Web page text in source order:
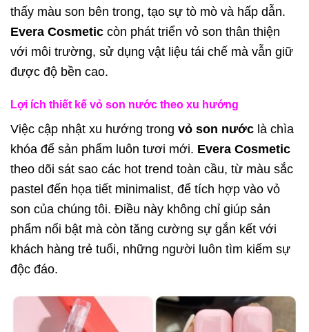
thấy màu son bên trong, tạo sự tò mò và hấp dẫn.
Evera Cosmetic còn phát triển vỏ son thân thiện
với môi trường, sử dụng vật liệu tái chế mà vẫn giữ
được độ bền cao.
Lợi ích thiết kế vỏ son nước theo xu hướng
Việc cập nhật xu hướng trong vỏ son nước là chìa
khóa để sản phẩm luôn tươi mới. Evera Cosmetic
theo dõi sát sao các hot trend toàn cầu, từ màu sắc
pastel đến họa tiết minimalist, để tích hợp vào vỏ
son của chúng tôi. Điều này không chỉ giúp sản
phẩm nổi bật mà còn tăng cường sự gắn kết với
khách hàng trẻ tuổi, những người luôn tìm kiếm sự
độc đáo.